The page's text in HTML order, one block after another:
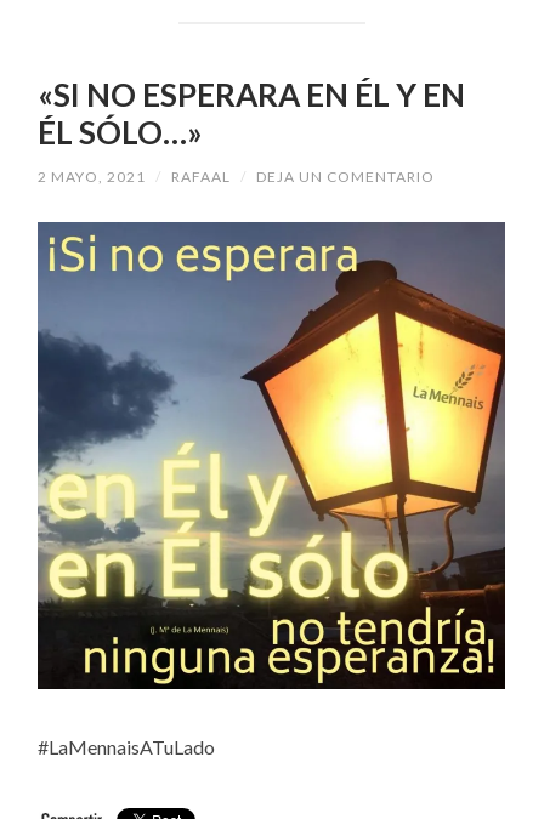
«SI NO ESPERARA EN ÉL Y EN
ÉL SÓLO…»
2 MAYO, 2021 / RAFAAL / DEJA UN COMENTARIO
#LaMennaisATuLado